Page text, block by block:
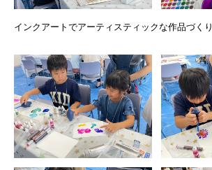
インクアートでアーティスティックな作品づくり